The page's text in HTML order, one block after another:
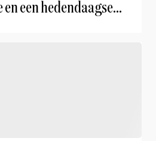
een hedendaagse